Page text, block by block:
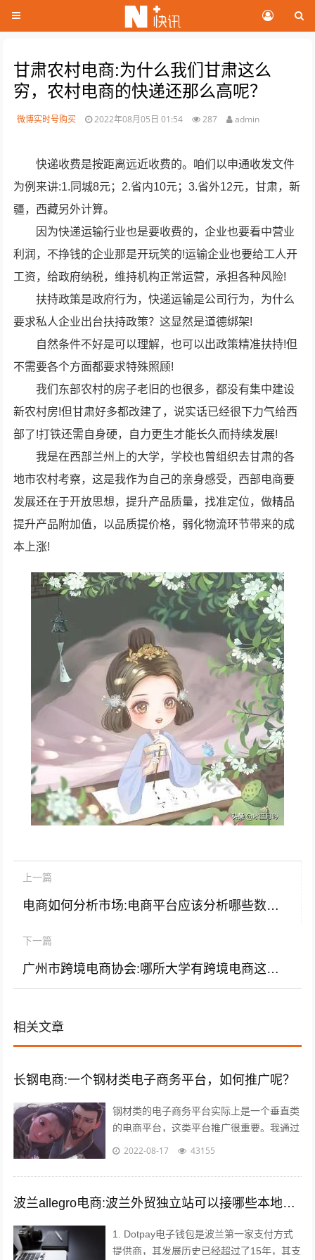
甘肃农村电商:为什么我们甘肃这么
穷，农村电商的快递还那么高呢？
微博实时号购买 2022年08月05日 01:54 287 admin
快递收费是按距离远近收费的。咱们以申通收发文件
为例来讲:1.同城8元；2.省内10元；3.省外12元，甘肃，新
疆，西藏另外计算。
因为快递运输行业也是要收费的，企业也要看中营业
利润，不挣钱的企业那是开玩笑的!运输企业也要给工人开
工资，给政府纳税，维持机构正常运营，承担各种风险!
扶持政策是政府行为，快递运输是公司行为，为什么
要求私人企业出台扶持政策？这显然是道德绑架!
自然条件不好是可以理解，也可以出政策精准扶持!但
不需要各个方面都要求特殊照顾!
我们东部农村的房子老旧的也很多，都没有集中建设
新农村房!但甘肃好多都改建了，说实话已经很下力气给西
部了!打铁还需自身硬，自力更生才能长久而持续发展!
我是在西部兰州上的大学，学校也曾组织去甘肃的各
地市农村考察，这是我作为自己的亲身感受，西部电商要
发展还在于开放思想，提升产品质量，找准定位，做精品
提升产品附加值，以品质提价格，弱化物流环节带来的成
本上涨!
上一篇
电商如何分析市场:电商平台应该分析哪些数据？具体怎么去分析？
下一篇
广州市跨境电商协会:哪所大学有跨境电商这个专业？学校怎么样？
相关文章
长钢电商:一个钢材类电子商务平台，如何推广呢？
钢材类的电子商务平台实际上是一个垂直类
的电商平台，这类平台推广很重要。我通过
自己掌握的方法如下： 1，利用今日头条、
2022-08-17 43155
波兰allegro电商:波兰外贸独立站可以接哪些本地支付方式？
1. Dotpay电子钱包是波兰第一家支付方式
提供商，其发展历史已经超过了15年，其支